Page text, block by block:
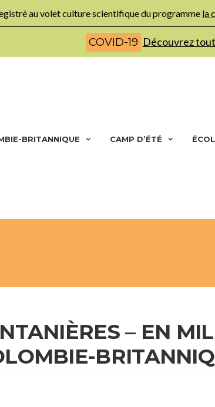
au volet culture scientifique du programme la
COVID-19 Découvrez
BRITANNIQUE CAMP D’ÉTÉ
– EN